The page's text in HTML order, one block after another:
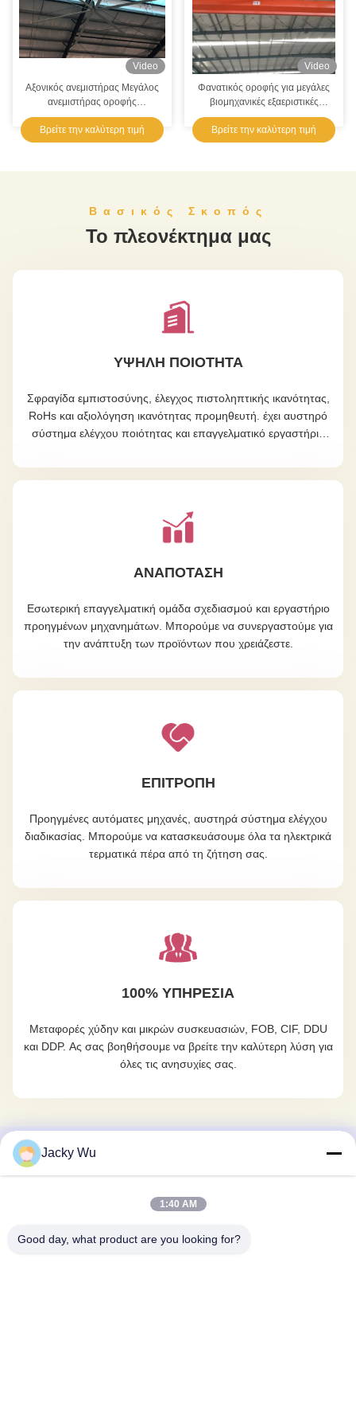
μεγάλη ποσότητα Pmsm εργαστηρίων αποθηκών εμπορευμάτων βιομηχανίας 18ft και αργόστροφος ανώτατος ανεμιστήρας για τον εξαερισμό
Video
Αξονικός ανεμιστήρας Μεγάλος
ανεμιστήρας οροφής
βιομηχανικού τύπου Hvls με
διάμετρο 7,3m υλικό λεπίδας
κράματος Al-Mg
Βρείτε την καλύτερη τιμή
Video
Φανατικός οροφής για μεγάλες
βιομηχανικές εξαεριστικές
επιλογές προσαρμογής και
τοποθέτησης
Βρείτε την καλύτερη τιμή
Βασικός Σκοπός
Το πλεονέκτημα μας
ΥΨΗΛΉ ΠΟΙΌΤΗΤΑ
Σφραγίδα εμπιστοσύνης, έλεγχος πιστοληπτικής ικανότητας,
RoHs και αξιολόγηση ικανότητας προμηθευτή. έχει αυστηρό
σύστημα ελέγχου ποιότητας και επαγγελματικό εργαστήριο
ΑΝΑΠΟΤΑΣΗ
Εσωτερική επαγγελματική ομάδα σχεδιασμού και εργαστήριο
προηγμένων μηχανημάτων. Μπορούμε να συνεργαστούμε για
την ανάπτυξη των προϊόντων που χρειάζεστε.
ΕΠΙΤΡΟΠΗ
Προηγμένες αυτόματες μηχανές, αυστηρά σύστημα ελέγχου
διαδικασίας. Μπορούμε να κατασκευάσουμε όλα τα ηλεκτρικά
τερματικά πέρα από τη ζήτηση σας.
100% ΥΠΗΡΕΣΊΑ
Μεταφορές χύδην και μικρών συσκευασιών, FOB, CIF, DDU
και DDP. Ας σας βοηθήσουμε να βρείτε την καλύτερη λύση για
όλες τις ανησυχίες σας.
Γρήγορη επικοινωνία
αριθ.117, οδός Nansan, ζώνη οικονομικής ανάπτυξης,
Jacky Wu
1:40 AM
Good day, what product are you looking for?